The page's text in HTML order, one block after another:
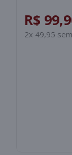
R$
2x 49,95